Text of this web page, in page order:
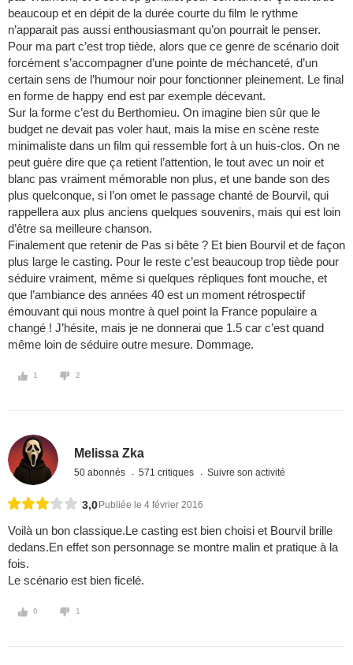
beaucoup et en dépit de la durée courte du film le rythme
n’apparait pas aussi enthousiasmant qu’on pourrait le penser.
Pour ma part c’est trop tiède, alors que ce genre de scénario doit
forcément s’accompagner d’une pointe de méchanceté, d’un
certain sens de l’humour noir pour fonctionner pleinement. Le final
en forme de happy end est par exemple décevant.
Sur la forme c’est du Berthomieu. On imagine bien sûr que le
budget ne devait pas voler haut, mais la mise en scène reste
minimaliste dans un film qui ressemble fort à un huis-clos. On ne
peut guère dire que ça retient l’attention, le tout avec un noir et
blanc pas vraiment mémorable non plus, et une bande son des
plus quelconque, si l’on omet le passage chanté de Bourvil, qui
rappellera aux plus anciens quelques souvenirs, mais qui est loin
d’être sa meilleure chanson.
Finalement que retenir de Pas si bête ? Et bien Bourvil et de façon
plus large le casting. Pour le reste c’est beaucoup trop tiède pour
séduire vraiment, même si quelques répliques font mouche, et
que l’ambiance des années 40 est un moment rétrospectif
émouvant qui nous montre à quel point la France populaire a
changé ! J’hésite, mais je ne donnerai que 1.5 car c’est quand
même loin de séduire outre mesure. Dommage.
1 2
Melissa Zka
50 abonnés 571 critiques Suivre son activité
3,0 Publiée le 4 février 2016
Voilà un bon classique.Le casting est bien choisi et Bourvil brille
dedans.En effet son personnage se montre malin et pratique à la
fois.
Le scénario est bien ficelé.
0 1